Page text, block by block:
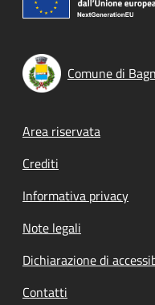
Comune di
Footer menu
Area riservata
Crediti
Informativa privacy
Note legali
Dichiarazione di
Contatti